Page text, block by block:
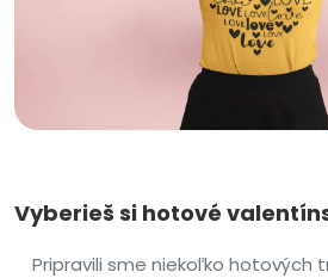
Vyberieš si hotové
Pripravili sme niekoľko hotových